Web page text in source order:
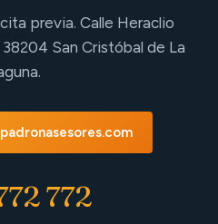
previa. Calle Heraclio
38204 San Cristóbal de La
772